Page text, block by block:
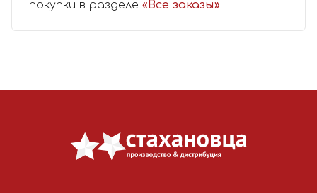
покупки в разделе «Все заказы»